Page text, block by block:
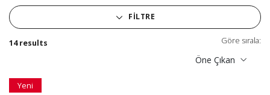
FILTRE
14 results Göre sırala:
Öne Çıkan
Yeni